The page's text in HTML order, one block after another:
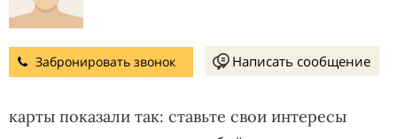
Забронировать звонок Написать сообщение
карты показали так: ставьте свои интересы